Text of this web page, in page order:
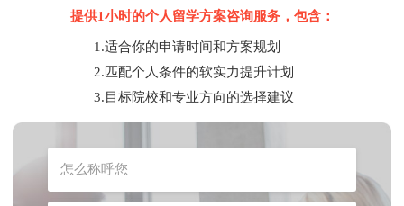
提供1小时的个人留学方案咨询服务，包含：
1.适合你的申请时间和方案规划
2.匹配个人条件的软实力提升计划
3.目标院校和专业方向的选择建议